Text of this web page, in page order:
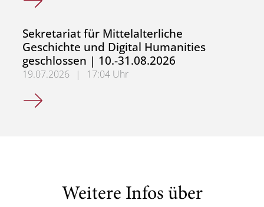
Sekretariat für Mittelalterliche
Geschichte und Digital Humanities
geschlossen | 10.-31.08.2026
19.07.2026 |
17:04 Uhr
Sekretariat für Mittelalterliche Geschichte und Digital
Weitere Infos über